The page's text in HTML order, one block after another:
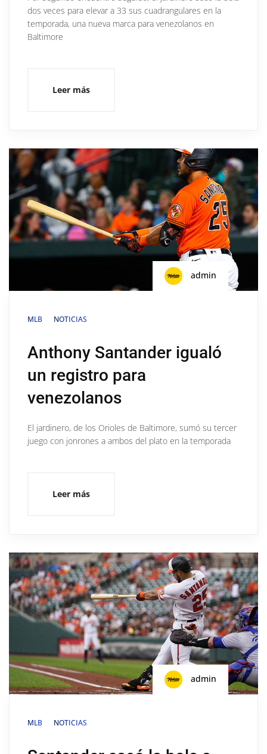
dos veces para elevar a 33 sus cuadrangulares en la
temporada, una nueva marca para venezolanos en
Baltimore
Leer más
admin
MLB NOTICIAS
Anthony Santander igualó
un registro para
venezolanos
El jardinero, de los Orioles de Baltimore, sumó su tercer
juego con jonrones a ambos del plato en la temporada
Leer más
admin
MLB NOTICIAS